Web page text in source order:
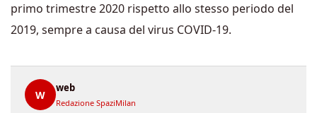
primo trimestre 2020 rispetto allo stesso periodo del
2019, sempre a causa del virus COVID-19.
W
web
Redazione SpaziMilan